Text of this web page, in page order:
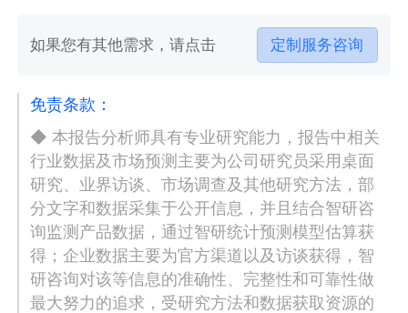
如果您有其他需求，请点击 定制服务咨询
免责条款：
◆ 本报告分析师具有专业研究能力，报告中相关
行业数据及市场预测主要为公司研究员采用桌面
研究、业界访谈、市场调查及其他研究方法，部
分文字和数据采集于公开信息，并且结合智研咨
询监测产品数据，通过智研统计预测模型估算获
得；企业数据主要为官方渠道以及访谈获得，智
研咨询对该等信息的准确性、完整性和可靠性做
最大努力的追求，受研究方法和数据获取资源的